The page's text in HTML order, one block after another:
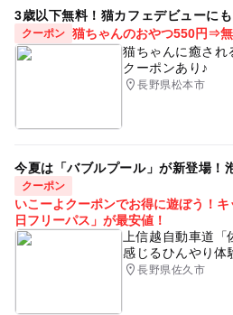
3歳以下無料！猫カフェデビューに
クーポン 猫ちゃんのおやつ550円⇒
猫ちゃんに癒され
クーポンあり♪
長野県松本市
今夏は「バブルプール」が新登場！
クーポン
いこーよクーポンでお得に遊ぼう！
日フリーパス」が最安値！
上信越自動車道
感じるひんやり
長野県佐久市